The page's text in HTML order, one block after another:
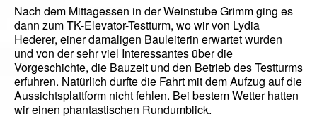
Nach dem Mittagessen in der Weinstube Grimm ging es
dann zum TK-Elevator-Testturm, wo wir von Lydia
Hederer, einer damaligen Bauleiterin erwartet wurden
und von der sehr viel Interessantes über die
Vorgeschichte, die Bauzeit und den Betrieb des Testturms
erfuhren. Natürlich durfte die Fahrt mit dem Aufzug auf die
Aussichtsplattform nicht fehlen. Bei bestem Wetter hatten
wir einen phantastischen Rundumblick.